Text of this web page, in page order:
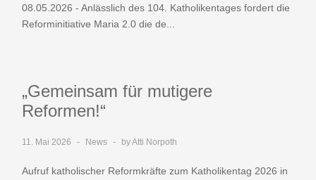
08.05.2026 - Anlässlich des 104. Katholikentages fordert die
Reforminitiative Maria 2.0 die de...
„Gemeinsam für mutigere
Reformen!“
11. Mai 2026 News by Atti Norpoth
Aufruf katholischer Reformkräfte zum Katholikentag 2026 in